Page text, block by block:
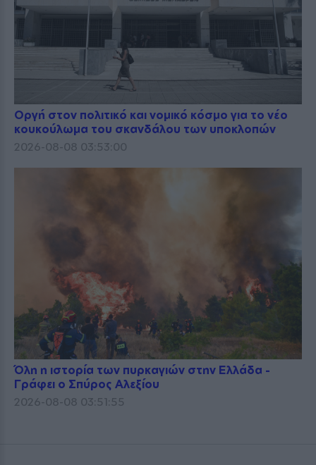
Οργή στον πολιτικό και νομικό κόσμο για το νέο
κουκούλωμα του σκανδάλου των υποκλοπών
2026-08-08 03:53:00
Όλη η ιστορία των πυρκαγιών στην Ελλάδα -
Γράφει ο Σπύρος Αλεξίου
2026-08-08 03:51:55